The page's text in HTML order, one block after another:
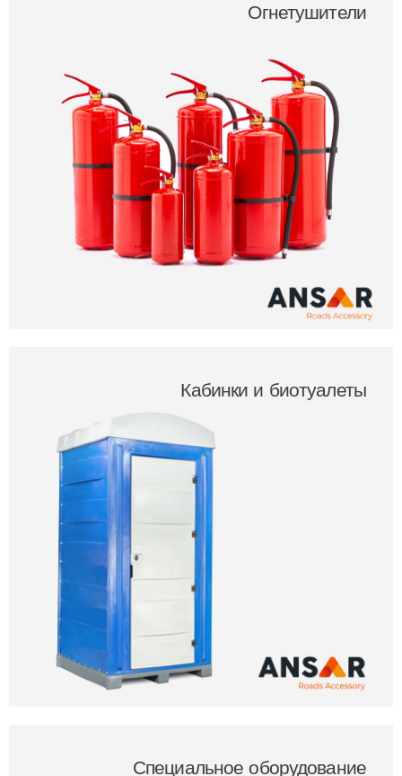
Огнетушители
Кабинки и биотуалеты
Специальное оборудование